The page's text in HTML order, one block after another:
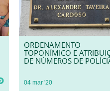
ORDENAMENTO
TOPONÍMICO E
DE NÚMEROS DE
04 mar '20